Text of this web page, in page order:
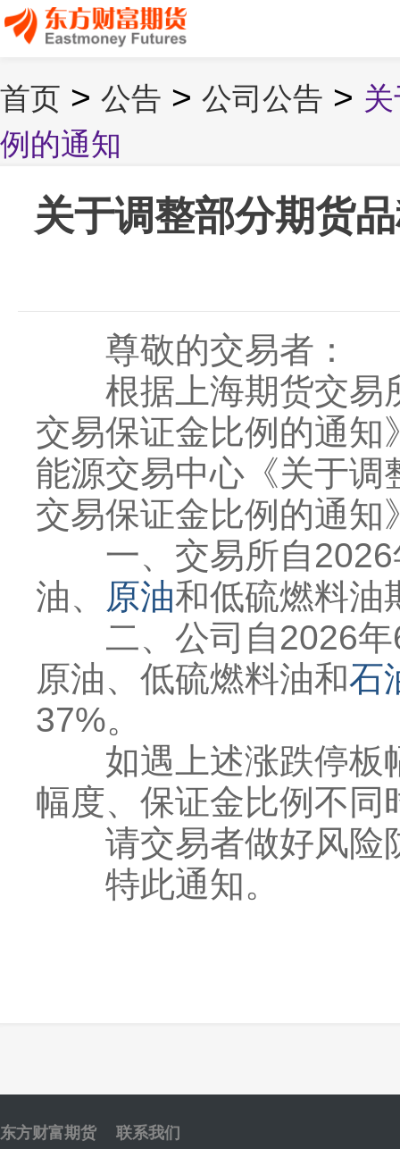
首页 > 公告 > 公司公告 >
例的通知
关于调整部分期货
尊敬的交易者：
根据上海期货交易
交易保证金比例的通
能源交易中心《关于调
交易保证金比例的通
一、交易所自2026
油、 原油和低硫燃料油
二、公司自2026年6
原油、低硫燃料油和石
37%。
如遇上述涨跌停板
幅度、保证金比例不同
请交易者做好风险
特此通知。
东方财富期货 联系我们